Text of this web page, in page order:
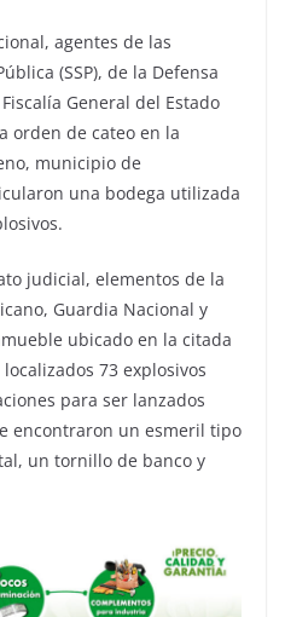
agentes de las
(SSP), de la Defensa
General del Estado
orden de cateo en la
municipio de
una bodega utilizada
judicial, elementos de la
Guardia Nacional y
ubicado en la citada
73 explosivos
para ser lanzados
encontraron un esmeril tipo
un tornillo de banco y